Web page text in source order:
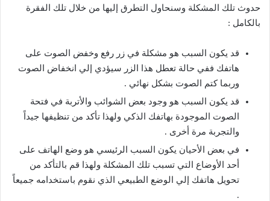
حدوث تلك المشكلة وسنحاول التطرق إليها من خلال تلك الفقرة
بالكامل :
قد يكون السبب هو مشكلة في زر رفع وخفض الصوت على
هاتفك ففي حالة تعطل هذا الزر سيؤدي إلي انخفاض الصوت
وربما كتم الصوت بشكل نهائي .
قد يكون السبب هو وجود بعض الشوائب والأتربة في فتحة
الصوت الموجودة بهاتفك الذكي ولهذا تأكد من تنظيفها جيداً
والتجربة مرة أخرى .
في بعض الأحيان يكون السبب الرئيسي هو وضع الهاتف على
أحد الأوضاع التي تسبب تلك المشكلة ولهذا قم بالتأكد من
تحويل هاتفك إلي الوضع الطبيعي الذي نقوم باستخدامه جميعاً
.